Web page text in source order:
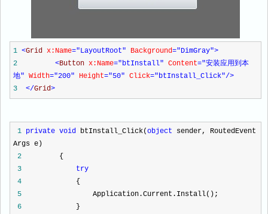
1 <Grid x:Name="LayoutRoot" Background="DimGray">
2
<Button x:Name="btInstall" Content="安装应用到本
地" Width="200" Height="50" Click="btInstall_Click"/>
3
</Grid>
1 private void btInstall_Click(object sender, RoutedEvent
Args e)
2
{
3
try
4
{
5
Application.Current.Install();
6
}